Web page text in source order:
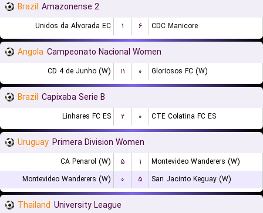
Brazil Amazonense 2
Unidos da Alvorada EC ۱ ۶ CDC Manicore
Angola Campeonato Nacional Women
CD 4 de Junho (W) ۱۱ ۰ Gloriosos FC (W)
Brazil Capixaba Serie B
Linhares FC ES ۲ ۰ CTE Colatina FC ES
Uruguay Primera Division Women
CA Penarol (W) ۵ ۱
Montevideo Wanderers (W)
Montevideo Wanderers (W)
۰ ۵ San Jacinto Keguay (W)
Thailand University League